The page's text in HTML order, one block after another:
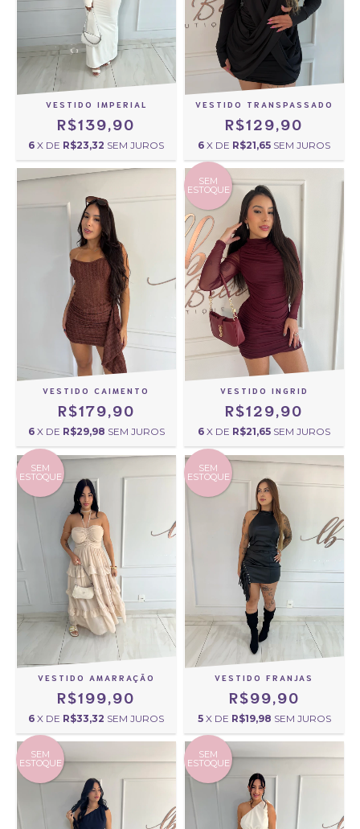
VESTIDO IMPERIAL
R$139,90
6 X DE R$23,32 SEM JUROS
VESTIDO TRANSPASSADO
R$129,90
6 X DE R$21,65 SEM JUROS
VESTIDO CAIMENTO
R$179,90
6 X DE R$29,98 SEM JUROS
SEM
ESTOQUE
VESTIDO INGRID
R$129,90
6 X DE R$21,65 SEM JUROS
SEM
ESTOQUE
VESTIDO AMARRAÇÃO
R$199,90
6 X DE R$33,32 SEM JUROS
SEM
ESTOQUE
VESTIDO FRANJAS
R$99,90
5 X DE R$19,98 SEM JUROS
SEM
ESTOQUE
SEM
ESTOQUE